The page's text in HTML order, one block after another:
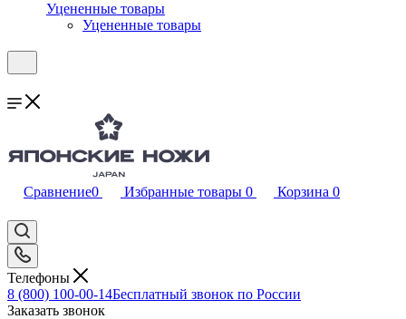
Уцененные товары
Уцененные товары
Сравнение0 Избранные товары 0 Корзина 0
Телефоны
8 (800) 100-00-14Бесплатный звонок по России
Заказать звонок